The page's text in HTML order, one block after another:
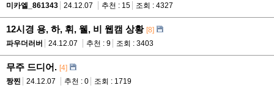
미카엘_861343
24.12.07 추천 : 15 조회 : 4327
12시경 용, 하, 휘, 웰, 비 웹캠 상황 [8]
파우더러버
24.12.07 추천 : 9 조회 : 3403
무주 드디어. [4]
짱찐
24.12.07 추천 : 0 조회 : 1719